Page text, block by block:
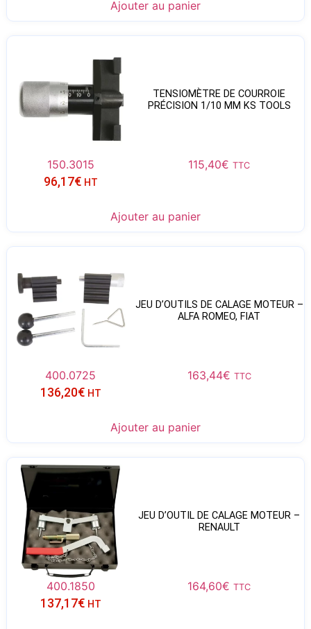
Ajouter au panier
TENSIOMÈTRE DE COURROIE
PRÉCISION 1/10 MM KS TOOLS
150.3015 115,40€ TTC
96,17€ HT
Ajouter au panier
JEU D’OUTILS DE CALAGE MOTEUR –
ALFA ROMEO, FIAT
400.0725 163,44€ TTC
136,20€ HT
Ajouter au panier
JEU D’OUTIL DE CALAGE MOTEUR –
RENAULT
400.1850 164,60€ TTC
137,17€ HT